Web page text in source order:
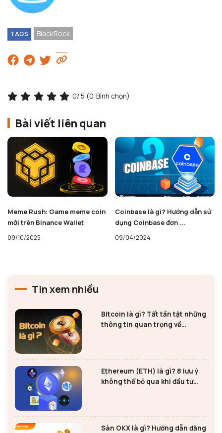
TAGS BlackRock
0/ 5 (0 Bình chọn)
Bài viết liên quan
Meme Rush: Game meme coin
mới trên Binance Wallet
09/10/2025
Coinbase là gì? Hướng dẫn sử
dụng Coinbase đơn ...
09/04/2024
Tin xem nhiều
Bitcoin là gì? Tất tần tật những
thông tin quan trọng về
Ethereum (ETH) là gì? 8 lưu ý
không thể bỏ qua khi đầu tư
Sàn OKX là gì? Hướng dẫn đăng